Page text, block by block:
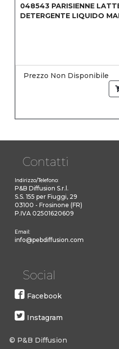
048543 PARISIENNE
DETERGENTE LIQUIDO
Prezzo Non Disponibile
Contatti
Indirizzo/Telefono:
P&B Diffusion S.r.l.
S.S. 155 per Fiuggi, 29
03100 - Frosinone (FR)
P.IVA 02501620609
Email:
info@pebdiffusion.com
Social
Facebook
Instagram
© P&B Diffusion